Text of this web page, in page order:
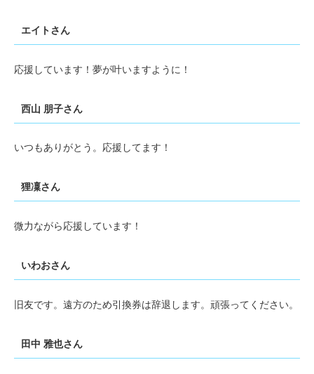
エイトさん
応援しています！夢が叶いますように！
西山 朋子さん
いつもありがとう。応援してます！
狸凜さん
微力ながら応援しています！
いわおさん
旧友です。遠方のため引換券は辞退します。頑張ってください。
田中 雅也さん